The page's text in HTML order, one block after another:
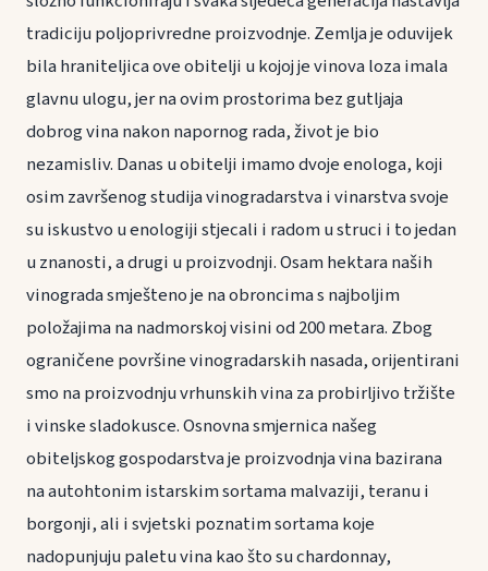
tradiciju poljoprivredne proizvodnje. Zemlja je oduvijek
bila hraniteljica ove obitelji u kojoj je vinova loza imala
glavnu ulogu, jer na ovim prostorima bez gutljaja
dobrog vina nakon napornog rada, život je bio
nezamisliv. Danas u obitelji imamo dvoje enologa, koji
osim završenog studija vinogradarstva i vinarstva svoje
su iskustvo u enologiji stjecali i radom u struci i to jedan
u znanosti, a drugi u proizvodnji. Osam hektara naših
vinograda smješteno je na obroncima s najboljim
položajima na nadmorskoj visini od 200 metara. Zbog
ograničene površine vinogradarskih nasada, orijentirani
smo na proizvodnju vrhunskih vina za probirljivo tržište
i vinske sladokusce. Osnovna smjernica našeg
obiteljskog gospodarstva je proizvodnja vina bazirana
na autohtonim istarskim sortama malvaziji, teranu i
borgonji, ali i svjetski poznatim sortama koje
nadopunjuju paletu vina kao što su chardonnay,